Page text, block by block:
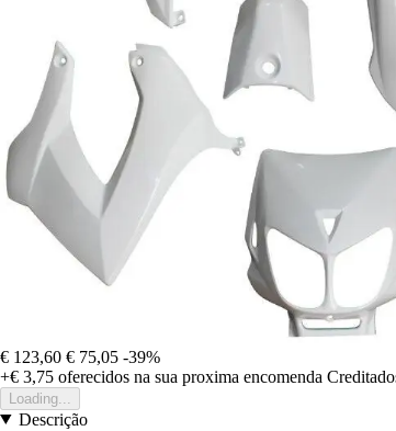
€ 123,60 € 75,05 -39%
+€ 3,75 oferecidos na sua proxima encomenda
Loading...
Descrição